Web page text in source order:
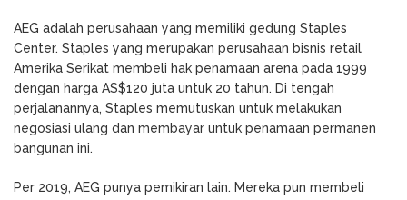
AEG adalah perusahaan yang memiliki gedung Staples
Center. Staples yang merupakan perusahaan bisnis retail
Amerika Serikat membeli hak penamaan arena pada 1999
dengan harga AS$120 juta untuk 20 tahun. Di tengah
perjalanannya, Staples memutuskan untuk melakukan
negosiasi ulang dan membayar untuk penamaan permanen
bangunan ini.
Per 2019, AEG punya pemikiran lain. Mereka pun membeli